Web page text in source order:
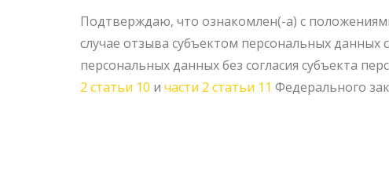
Подтверждаю, что ознакомлен(-а) с
случае отзыва субъектом персональных
персональных данных без согласия субъекта
2 статьи 10 и части 2 статьи 11 Федерального